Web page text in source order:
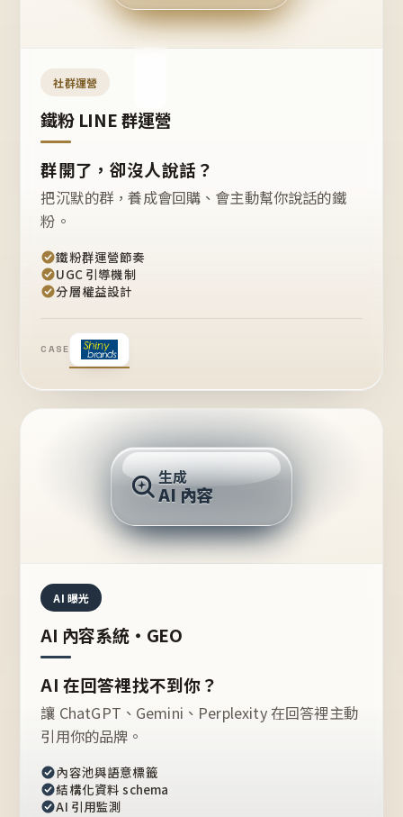
開團
嗎？
社群運營
鐵粉 LINE 群運營
群開了，卻沒人說話？
把沉默的群，養成會回購、會主動幫你說話的鐵
粉。
鐵粉群運營節奏
UGC 引導機制
分層權益設計
CASE
推薦的台灣品牌？
生成
AI 內容
AI 曝光
AI 內容系統・GEO
AI 在回答裡找不到你？
讓 ChatGPT、Gemini、Perplexity 在回答裡主動
引用你的品牌。
內容池與語意標籤
結構化資料 schema
AI 引用監測